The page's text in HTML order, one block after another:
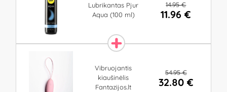
Lubrikantas Pjur
Aqua (100 ml)
14.95 €
11.96 €
Vibruojantis
kiaušinėlis
Fantazijos.lt
54.95 €
32.80 €